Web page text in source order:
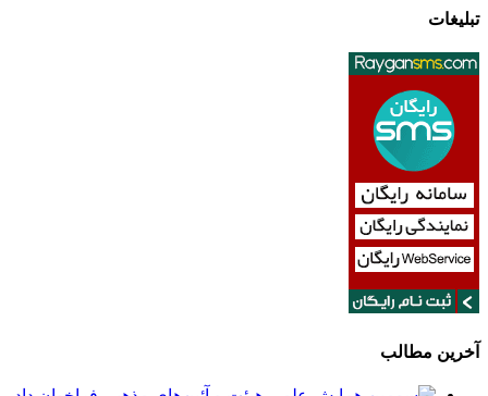
تبلیغات
آخرین مطالب